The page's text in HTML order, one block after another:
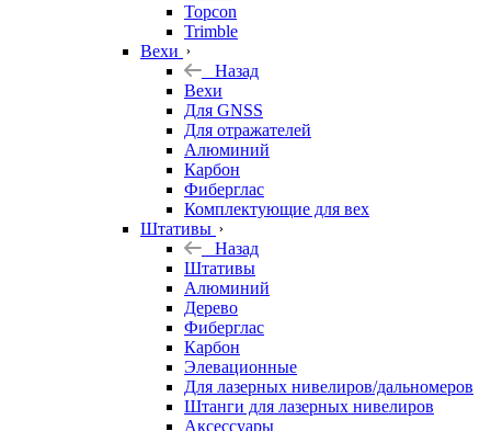
Topcon
Trimble
Вехи
Назад
Вехи
Для GNSS
Для отражателей
Алюминий
Карбон
Фиберглас
Комплектующие для вех
Штативы
Назад
Штативы
Алюминий
Дерево
Фиберглас
Карбон
Элевационные
Для лазерных нивелиров/дальномеров
Штанги для лазерных нивелиров
Аксессуары